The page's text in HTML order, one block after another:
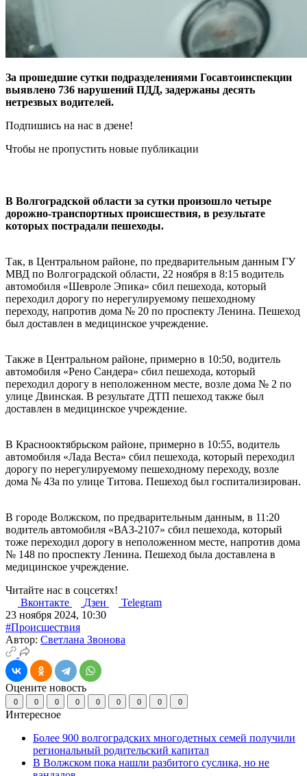
За прошедшие сутки подразделениями Госавтоинспекции
выявлено 736 нарушений ПДД, задержаны десять
нетрезвых водителей.
Подпишись на нас в дзене!
Чтобы не пропустить новые публикации
В Волгоградской области за сутки произошло четыре
дорожно-транспортных происшествия, в результате
которых пострадали пешеходы.
Так, в Центральном районе, по предварительным данным ГУ
МВД по Волгоградской области, 22 ноября в 8:15 водитель
автомобиля «Шевроле Эпика» сбил пешехода, который
переходил дорогу по нерегулируемому пешеходному
переходу, напротив дома № 20 по проспекту Ленина. Пешеход
был доставлен в медицинское учреждение.
Также в Центральном районе, примерно в 10:50, водитель
автомобиля «Рено Сандера» сбил пешехода, который
переходил дорогу в неположенном месте, возле дома № 2 по
улице Двинская. В результате ДТП пешеход также был
доставлен в медицинское учреждение.
В Краснооктябрьском районе, примерно в 10:55, водитель
автомобиля «Лада Веста» сбил пешехода, который переходил
дорогу по нерегулируемому пешеходному переходу, возле
дома № 43а по улице Титова. Пешеход был госпитализирован.
В городе Волжском, по предварительным данным, в 11:20
водитель автомобиля «ВАЗ-2107» сбил пешехода, который
тоже переходил дорогу в неположенном месте, напротив дома
№ 148 по проспекту Ленина. Пешеход была доставлена в
медицинское учреждение.
Читайте нас в соцсетях!
Вконтакте
Дзен
Telegram
23 ноября 2024, 10:30
#Происшествия
Автор: Светлана Звонова
Оцените новость
0 0 0 0 0 0 0 0 0
Интересное
Более 900 волгоградских многодетных семей получили
региональный родительский капитал
В Волжском пока нашли разбитого суслика, но не